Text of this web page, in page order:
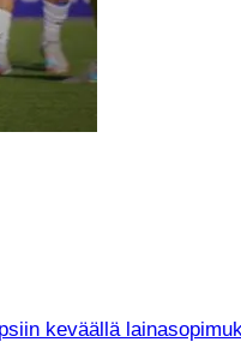
keväällä